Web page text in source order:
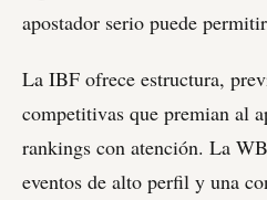
apostador serio puede
La IBF ofrece estructura,
competitivas que premian al
rankings con atención. La
eventos de alto perfil y una